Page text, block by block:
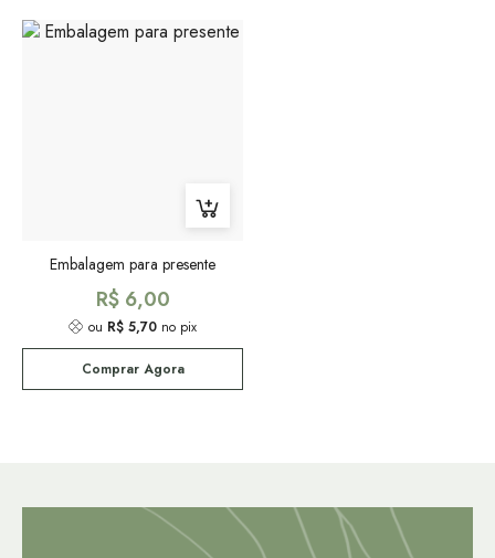
Embalagem para presente
R$ 6,00
ou R$ 5,70 no pix
Comprar Agora